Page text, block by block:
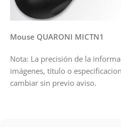
Mouse QUARONI MICTN1
Nota: La precisión de la
imágenes, título o
cambiar sin previo aviso.